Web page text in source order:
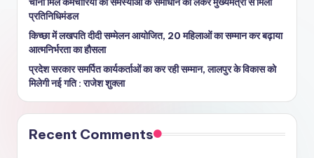
प्रतिनिधिमंडल
किच्छा में लखपति दीदी सम्मेलन आयोजित, 20 महिलाओं का सम्मान कर बढ़ाया
आत्मनिर्भरता का हौसला
प्रदेश सरकार समर्पित कार्यकर्ताओं का कर रही सम्मान, लालपुर के विकास को
मिलेगी नई गति : राजेश शुक्ला
Recent Comments